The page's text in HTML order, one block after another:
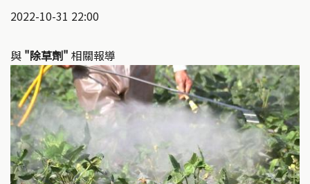
2022-10-31 22:00
與 "除草劑" 相關報導